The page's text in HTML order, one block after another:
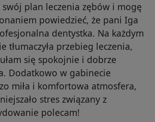
swój plan leczenia zębów i mogę
powiedzieć, że pani Iga
dentystka. Na każdym
tłumaczyła przebieg leczenia,
się spokojnie i dobrze
Dodatkowo w gabinecie
miła i komfortowa atmosfera,
stres związany z
polecam!